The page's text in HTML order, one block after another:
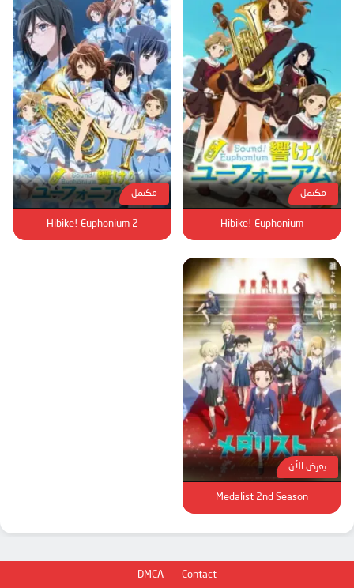
مكتمل
Hibike! Euphonium
مكتمل
Hibike! Euphonium 2
يعرض الأن
Medalist 2nd Season
DMCA Contact